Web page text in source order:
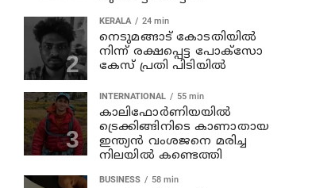
KERALA 24 min
നെടുമങ്ങാട് കോടതിയില്‍
നിന്ന് രക്ഷപ്പെട്ട പോക്‌സോ
കേസ് പ്രതി പിടിയില്‍
INTERNATIONAL 55 min
കാലിഫോര്‍ണിയയില്‍
ട്രെക്കിങ്ങിനിടെ കാണാതായ
ഇന്ത്യന്‍ വംശജനെ മരിച്ച
നിലയില്‍ കണ്ടെത്തി
BUSINESS 58 min